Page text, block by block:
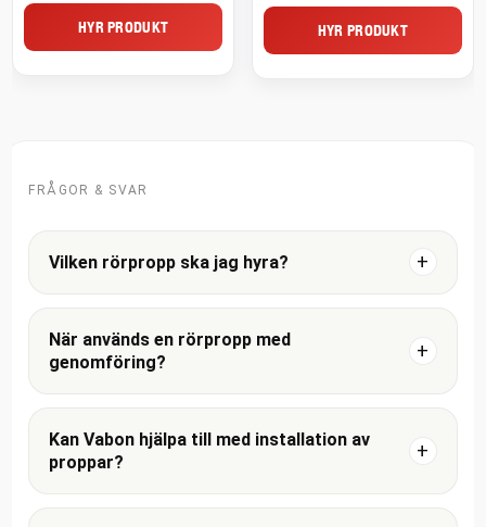
HYR PRODUKT HYR PRODUKT
FRÅGOR & SVAR
Vilken rörpropp ska jag hyra?
När används en rörpropp med
genomföring?
Kan Vabon hjälpa till med installation av
proppar?